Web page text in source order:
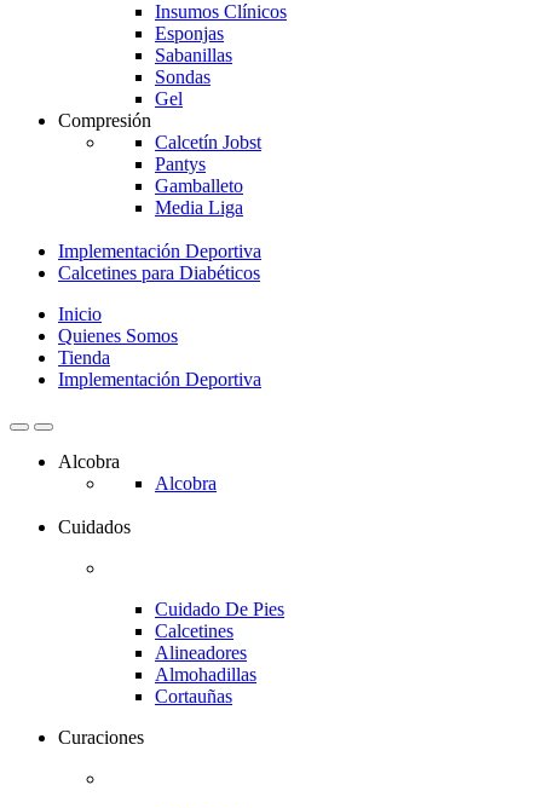
Insumos Clínicos
Esponjas
Sabanillas
Sondas
Gel
Compresión
Calcetín Jobst
Pantys
Gamballeto
Media Liga
Implementación Deportiva
Calcetines para Diabéticos
Inicio
Quienes Somos
Tienda
Implementación Deportiva
Alcobra
Alcobra
Cuidados
Cuidado De Pies
Calcetines
Alineadores
Almohadillas
Cortauñas
Curaciones